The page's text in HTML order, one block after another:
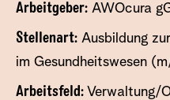
Arbeitgeber: AWOcura
Stellenart: Ausbildung
im Gesundheitswesen
Arbeitsfeld: Verwaltung/